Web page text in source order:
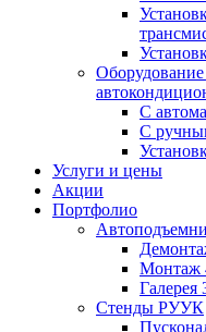
С
С
Услуги и цены
Акции
Портфолио
Монтаж
Галерея
Стенды РУУК